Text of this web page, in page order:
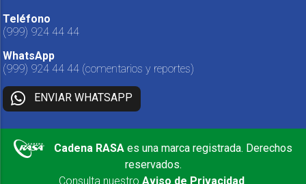
Teléfono
(999) 924 44 44
WhatsApp
(999) 924 44 44 (comentarios y reportes)
ENVIAR WHATSAPP
Cadena RASA es una marca registrada. Derechos
reservados.
Consulta nuestro Aviso de Privacidad